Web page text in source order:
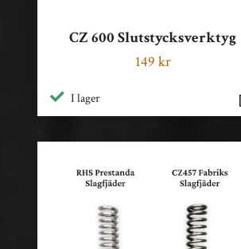
CZ 600 Slutstycksverktyg
149 kr
I lager